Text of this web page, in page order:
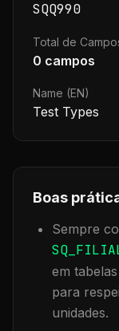
SQQ990
Total de
0 campos
Name (EN)
Test Types
Boas
Sempre
em
para
unidades.